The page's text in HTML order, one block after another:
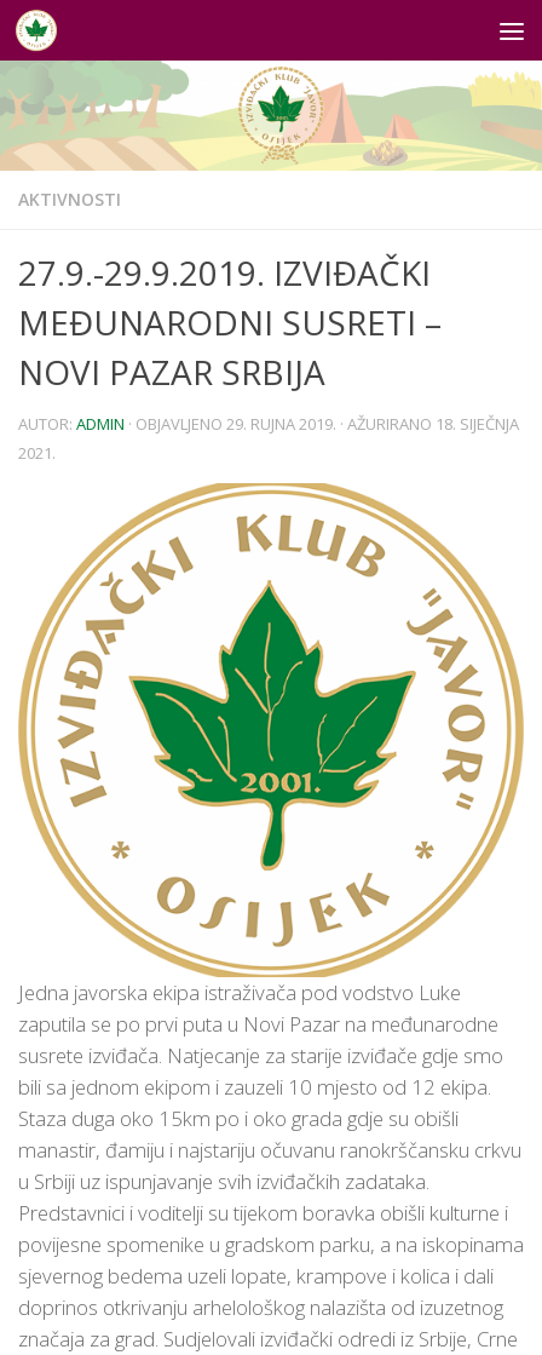
Skip to content
AKTIVNOSTI
27.9.-29.9.2019. IZVIĐAČKI
MEĐUNARODNI SUSRETI –
NOVI PAZAR SRBIJA
AUTOR: ADMIN · OBJAVLJENO 29. RUJNA 2019. · AŽURIRANO 18. SIJEČNJA
2021.
Jedna javorska ekipa istraživača pod vodstvo Luke
zaputila se po prvi puta u Novi Pazar na međunarodne
susrete izviđača. Natjecanje za starije izviđače gdje smo
bili sa jednom ekipom i zauzeli 10 mjesto od 12 ekipa.
Staza duga oko 15km po i oko grada gdje su obišli
manastir, đamiju i najstariju očuvanu ranokrščansku crkvu
u Srbiji uz ispunjavanje svih izviđačkih zadataka.
Predstavnici i voditelji su tijekom boravka obišli kulturne i
povijesne spomenike u gradskom parku, a na iskopinama
sjevernog bedema uzeli lopate, krampove i kolica i dali
doprinos otkrivanju arhelološkog nalazišta od izuzetnog
značaja za grad. Sudjelovali izviđački odredi iz Srbije, Crne